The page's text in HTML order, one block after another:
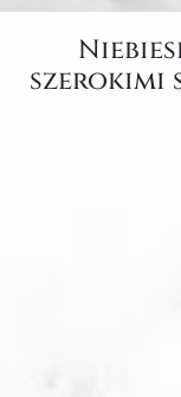
szerokimi